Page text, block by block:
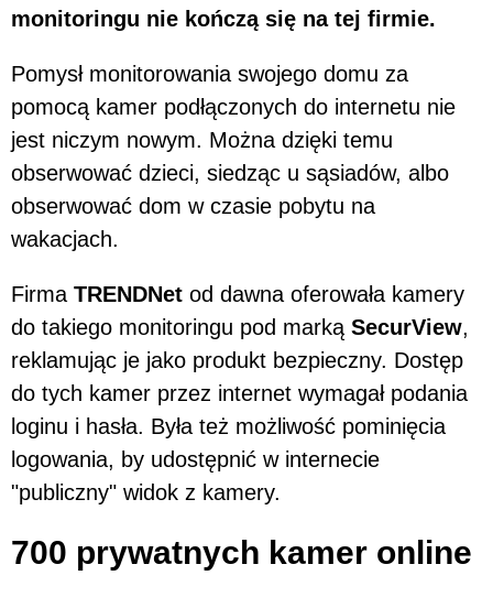
monitoringu nie kończą się na tej firmie.
Pomysł monitorowania swojego domu za
pomocą kamer podłączonych do internetu nie
jest niczym nowym. Można dzięki temu
obserwować dzieci, siedząc u sąsiadów, albo
obserwować dom w czasie pobytu na
wakacjach.
Firma TRENDNet od dawna oferowała kamery
do takiego monitoringu pod marką SecurView,
reklamując je jako produkt bezpieczny. Dostęp
do tych kamer przez internet wymagał podania
loginu i hasła. Była też możliwość pominięcia
logowania, by udostępnić w internecie
"publiczny" widok z kamery.
700 prywatnych kamer online